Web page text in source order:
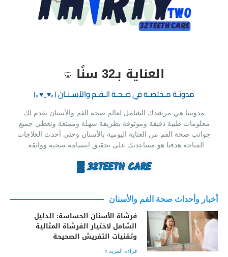
العناية بـ32 سنًا 🦷
مدونـة مـختصـة في صـحـة الـفـم والأسـنـان‏(｡♥‿♥｡)
مدونتنا هي مرشدك الشامل لعالم صحة الفم والأسنان نقدم لك
معلومات طبية دقيقة وموثوقة بطريقة سهلة وممتعة ونغطي جميع
جوانب صحة الفم من العناية اليومية بالأسنان وحتى أحدث العلاجات
المتاحة هدفنا هو مساعدتك على تحقيق ابتسامة صحية وواثقة .
32TEETH CARE ▒
أخبار وأحداث صحة الفم والأسنان
فرشاة الأسنان الحساسة: الدليل
الشامل لاختيار الفرشاة المثالية
وتقنيات التفريش الصحيحة
قراءة المزيد »